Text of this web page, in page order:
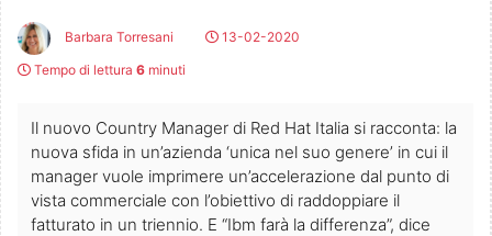
Barbara Torresani
13-02-2020
Tempo di lettura 6 minuti
Il nuovo Country Manager di Red Hat Italia si racconta: la
nuova sfida in un’azienda ‘unica nel suo genere’ in cui il
manager vuole imprimere un’accelerazione dal punto di
vista commerciale con l’obiettivo di raddoppiare il
fatturato in un triennio. E “Ibm farà la differenza”, dice